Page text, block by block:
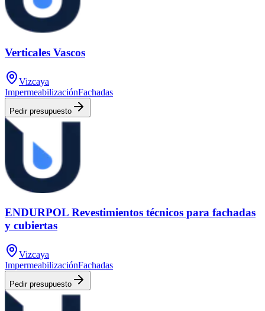
Verticales Vascos
Vizcaya
ImpermeabilizaciónFachadas
Pedir presupuesto
ENDURPOL Revestimientos técnicos para fachadas
y cubiertas
Vizcaya
ImpermeabilizaciónFachadas
Pedir presupuesto